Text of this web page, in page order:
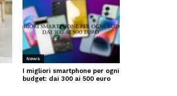
News
I migliori smartphone per ogni
budget: dai 300 ai 500 euro